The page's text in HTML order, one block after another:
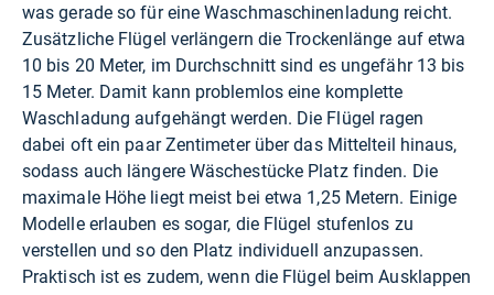
was gerade so für eine Waschmaschinenladung reicht.
Zusätzliche Flügel verlängern die Trockenlänge auf etwa
10 bis 20 Meter, im Durchschnitt sind es ungefähr 13 bis
15 Meter. Damit kann problemlos eine komplette
Waschladung aufgehängt werden. Die Flügel ragen
dabei oft ein paar Zentimeter über das Mittelteil hinaus,
sodass auch längere Wäschestücke Platz finden. Die
maximale Höhe liegt meist bei etwa 1,25 Metern. Einige
Modelle erlauben es sogar, die Flügel stufenlos zu
verstellen und so den Platz individuell anzupassen.
Praktisch ist es zudem, wenn die Flügel beim Ausklappen